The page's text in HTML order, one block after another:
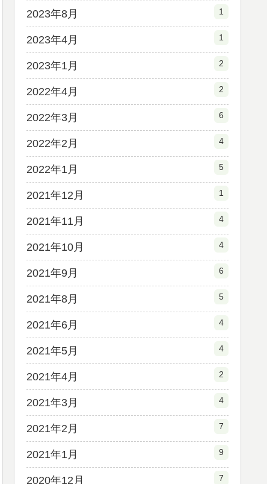
2023年8月 1
2023年4月 1
2023年1月 2
2022年4月 2
2022年3月 6
2022年2月 4
2022年1月 5
2021年12月 1
2021年11月 4
2021年10月 4
2021年9月 6
2021年8月 5
2021年6月 4
2021年5月 4
2021年4月 2
2021年3月 4
2021年2月 7
2021年1月 9
2020年12月 7